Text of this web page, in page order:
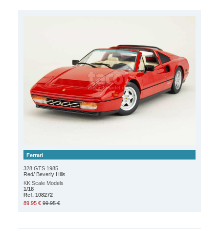
Ferrari
328 GTS 1985
Red/ Beverly Hills
KK Scale Models
1/18
Ref. 108272
89.95 € 99.95 €